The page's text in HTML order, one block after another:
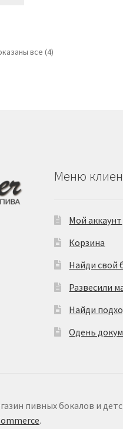
все (4)
Меню
Мой аккаунт
Корзина
Найди свой
Развесили
Найди
Одень
пивных бокалов и
.